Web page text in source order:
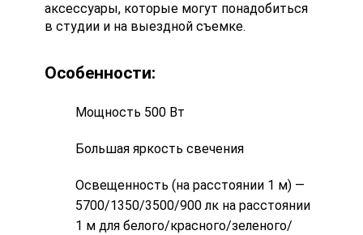
аксессуары, которые могут понадобиться
в студии и на выездной съемке.
Особенности:
Мощность 500 Вт
Большая яркость свечения
Освещенность (на расстоянии 1 м) —
5700/1350/3500/900 лк на расстоянии
1 м для белого/красного/зеленого/